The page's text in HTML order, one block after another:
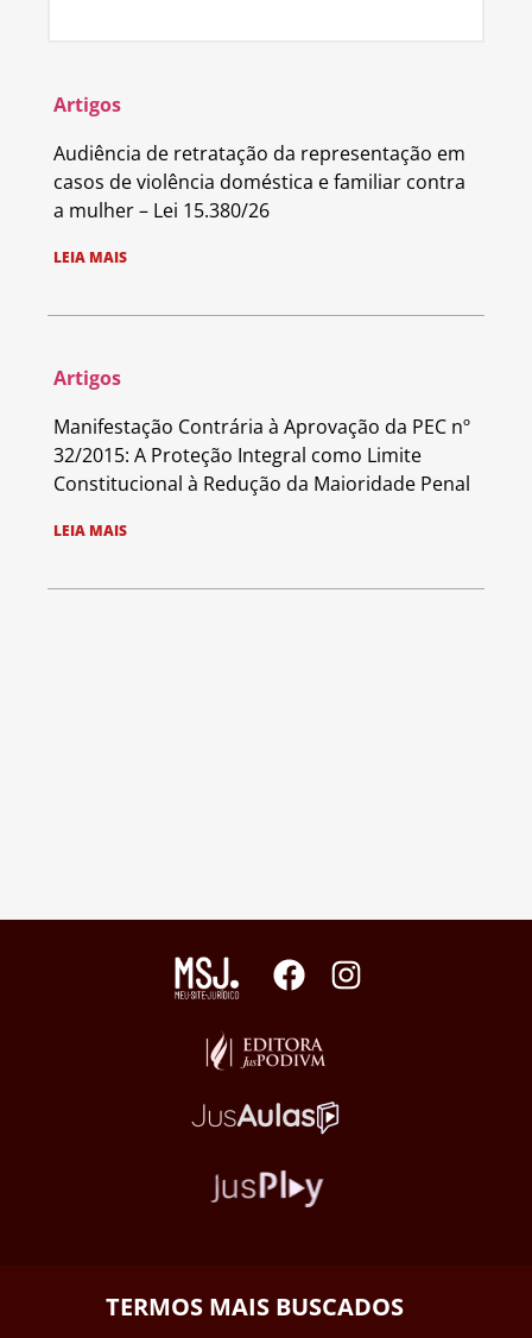
Artigos
Audiência de retratação da representação em
casos de violência doméstica e familiar contra
a mulher – Lei 15.380/26
LEIA MAIS
Artigos
Manifestação Contrária à Aprovação da PEC nº
32/2015: A Proteção Integral como Limite
Constitucional à Redução da Maioridade Penal
LEIA MAIS
TERMOS MAIS BUSCADOS